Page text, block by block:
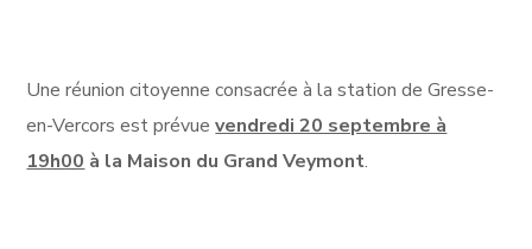
Une réunion citoyenne consacrée à la station de Gresse-
en-Vercors est prévuevendredi 20 septembre à
19h00 à la Maison du Grand Veymont.